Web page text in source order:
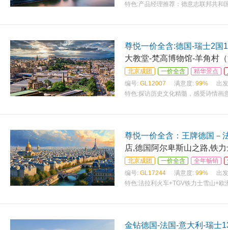
特色:产品经理推荐：德意志联邦共和
尊悦一价全含:德国-瑞士2国
大教堂-梵高博物馆-羊角村
北京成团 一价全含 精华景点
编号: GL12007 满意度: 99%
出
特色:探访历史文化精髓，感受诗情画
尊悦一价全含：王牌德国－
店,德国阿尔卑斯山之路,铁
北京成团 一价全含 全年畅销
编号: GL17244 满意度: 99%
出
特色:法拉利火车+TGV铁力士雪山+
金钻德国-法国-意大利-瑞士